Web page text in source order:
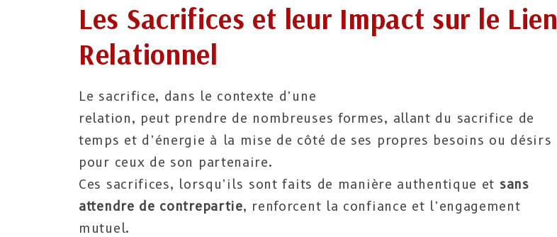
Les Sacrifices et leur Impact sur le Lien
Relationnel
Le sacrifice, dans le contexte d’une
relation, peut prendre de nombreuses formes, allant du sacrifice de
temps et d’énergie à la mise de côté de ses propres besoins ou désirs
pour ceux de son partenaire.
Ces sacrifices, lorsqu’ils sont faits de manière authentique et sans
attendre de contrepartie, renforcent la confiance et l’engagement
mutuel.